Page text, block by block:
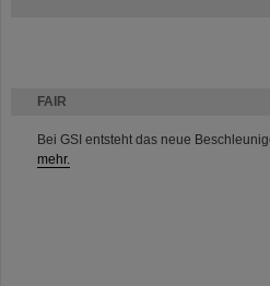
FAIR
Bei GSI entsteht das neue
mehr.